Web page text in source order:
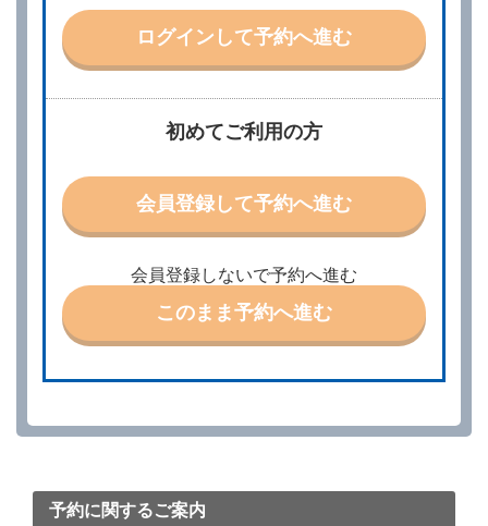
他の借受条件（以下「借受条件」といいます。）を明
示して予約の申込みを行うことができます。なお、当
社は、電話連絡並びに電子メールによる予約に応じま
責任を負わないものとします。
当社は、借受人から予約の申込みがあったときは、原
則として、当社の保有するレンタカーの範囲内で予約
特に認める場合を除き、別に定める予約申込金を支払
うものとします。
第３条（予約の変更）
借受人は、前条第１項の借受条件を変更しようとする
ときは、あらかじめ当社の承諾を受けなければならな
いものとします。
第４条（予約の取消し等）
ができます。
を１時間以上経過してもレンタカー貸渡契約（以下
約取消手数料を当社に支払うものとし、当社は、この
初めてご利用の方
会員登録して予約へ進む
会員登録しないで予約へ進む
このまま予約へ進む
ログインして予約へ進む
予約に関するご案内